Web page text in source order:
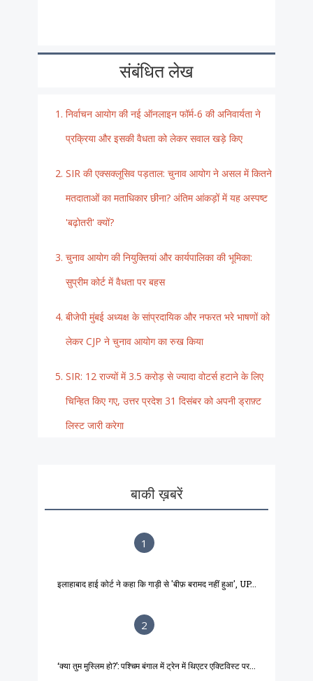
संबंधित लेख
निर्वाचन आयोग की नई ऑनलाइन फॉर्म-6 की अनिवार्यता ने
प्रक्रिया और इसकी वैधता को लेकर सवाल खड़े किए
SIR की एक्सक्लूसिव पड़ताल: चुनाव आयोग ने असल में कितने
मतदाताओं का मताधिकार छीना? अंतिम आंकड़ों में यह अस्पष्ट
'बढ़ोतरी' क्यों?
चुनाव आयोग की नियुक्तियां और कार्यपालिका की भूमिका:
सुप्रीम कोर्ट में वैधता पर बहस
बीजेपी मुंबई अध्यक्ष के सांप्रदायिक और नफरत भरे भाषणों को
लेकर CJP ने चुनाव आयोग का रुख किया
SIR: 12 राज्यों में 3.5 करोड़ से ज्यादा वोटर्स हटाने के लिए
चिन्हित किए गए, उत्तर प्रदेश 31 दिसंबर को अपनी ड्राफ़्ट
लिस्ट जारी करेगा
बाकी ख़बरें
1
इलाहाबाद हाई कोर्ट ने कहा कि गाड़ी से 'बीफ़ बरामद नहीं हुआ', UP...
2
‘क्या तुम मुस्लिम हो?’: पश्चिम बंगाल में ट्रेन में थिएटर एक्टिविस्ट पर...